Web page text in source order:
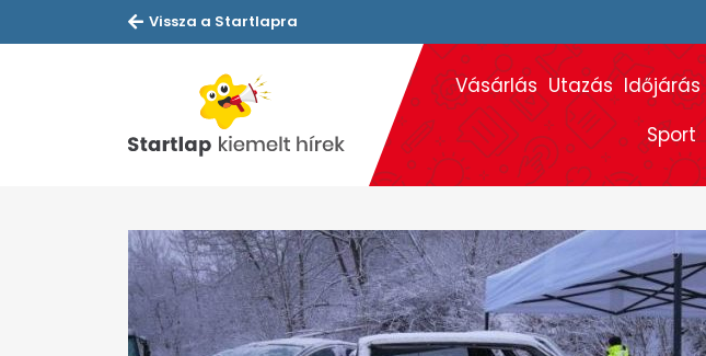
Vissza a Startlapra
Vásárlás Utazás Időjárás
Sport